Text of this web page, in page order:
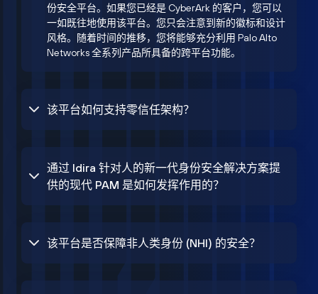
份安全平台。如果您已经是 CyberArk 的客户，您可以
一如既往地使用该平台。您只会注意到新的徽标和设计
风格。随着时间的推移，您将能够充分利用 Palo Alto
Networks 全系列产品所具备的跨平台功能。
该平台如何支持零信任架构？
通过 Idira 针对人的新一代身份安全解决方案提
供的现代 PAM 是如何发挥作用的？
该平台是否保障非人类身份 (NHI) 的安全？